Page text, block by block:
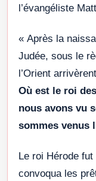
l’évangéliste
« Après la
Judée, sous le
l’Orient
Où est le roi
nous avons vu
sommes venus
Le roi Hérode
convoqua les